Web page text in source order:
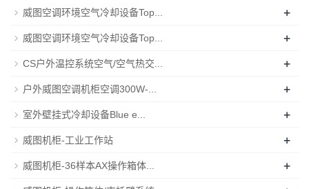
威图空调环境空气冷却设备Top... +
威图空调环境空气冷却设备Top... +
CS户外温控系统空气/空气热交... +
户外威图空调机柜空调300W-... +
室外壁挂式冷却设备Blue e... +
威图机柜-工业工作站 +
威图机柜-36样本AX操作箱体... +